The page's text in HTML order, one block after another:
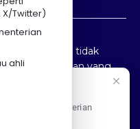
Kementerian
adalah tidak
atau kerugian yang
mana maklumat
X/Twitter)
ahli
Rasmi Kementerian